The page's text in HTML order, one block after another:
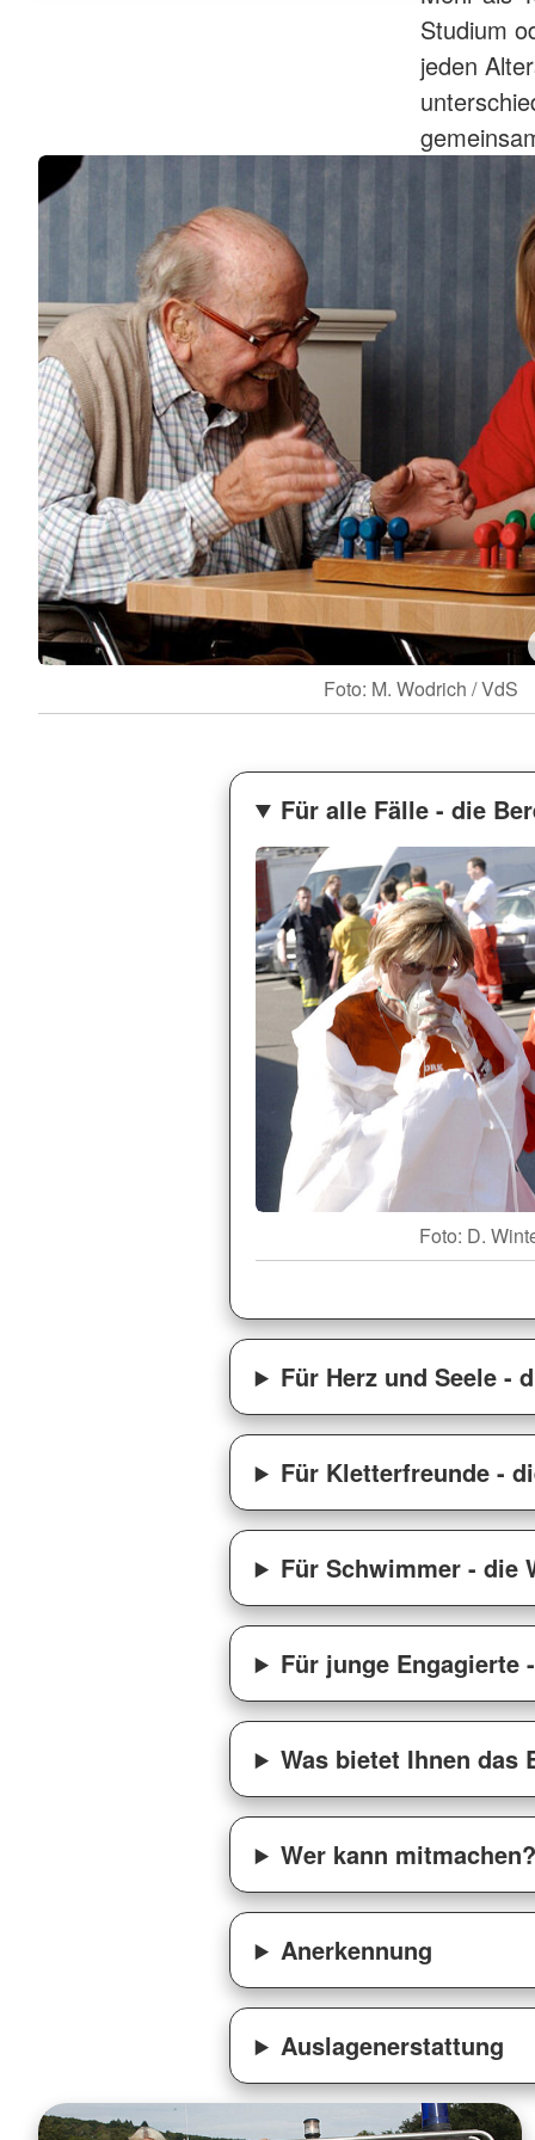
Studium
jeden
Foto: M. Wodrich / VdS
Für alle Fälle - die
Foto: D.
Für Herz und Seele -
Für Kletterfreunde -
Für Schwimmer - die
Für junge Engagierte
Was bietet Ihnen das
Wer kann mitmachen?
Anerkennung
Auslagenerstattung